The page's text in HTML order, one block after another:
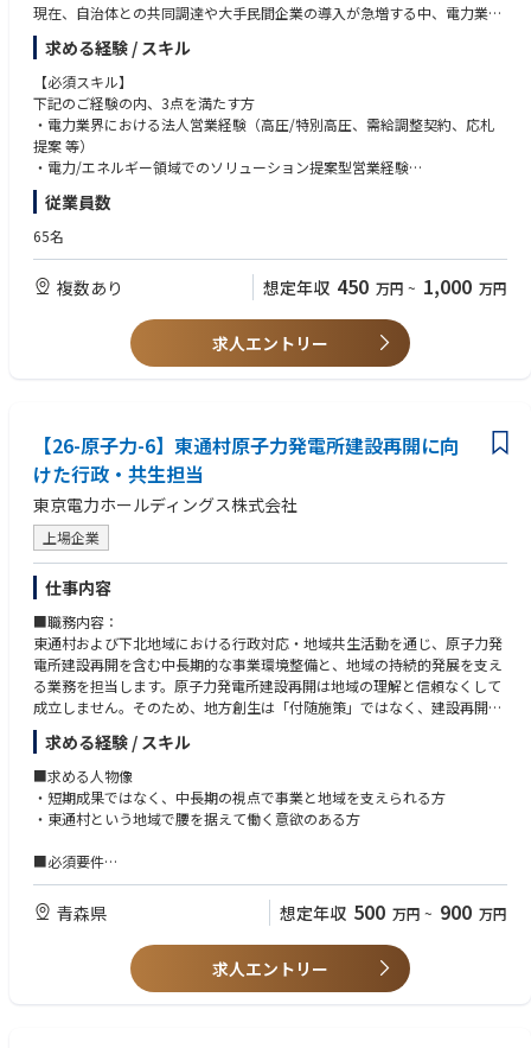
現在、自治体との共同調達や大手民間企業の導入が急増する中、電力業界
での実務経験を活かし、営業戦略と組織づくりの両輪をリードできる方を
募集します。
これまでに法人向け電力販売、電力入札の応札対応、自治体・大手法人へ
の提案営業、需給管理や契約管理と連動した営業活動などを経験されてき
た方であれば、すぐにご活躍いただける環境です。
＼外部メディア『PR TIMES』／
兵庫県が令和7年度から実施する「事業者用太陽光発電の共同調達支援事
【募集背景】
シリーズBの資金調達を終え、PMF済の「エネオク」は自治体・民間双方
で導入が急拡大。脱炭素に向けた共同調達プロジェクトも増え、事業も組
織も急成長フェーズに突入しています。一方で、現チームはまだ少数精鋭
ールに耐えうる強固な営業体制を構築していくため、業界知見を持ち、現
場と戦略をつなぐミドルマネジメント層の採用を進めています。これまで
【具体的な業務内容】
▼営業および組織マネジメント
・セールスチームの営業戦略立案〜実行〜進捗管理
・セールスチームのKPI設計〜管理〜事業目標へのコミット
・組織設計/チームマネジメント（メンバー育成/ナレッジ共有体制の構
築）
・民間企業/自治体/官公庁への新規開拓営業、提案活動
・複数部署と連携した案件推進（PM/カスタマーサクセス/オペレーション
との連携）
▼顧客折衝・導入支援
・電力調達プロセスの構造理解を前提とした課題ヒアリングと提案設計
・契約/価格/リスク/供給体制など多面的な条件整理と社内外調整
・大手法人や行政が関わるコンソーシアム/共同調達案件のマネジメント
・入札支援/価格分析/調達戦略立案のコンサルティング型支援
【ポジションの魅力】
・官民連携による電力調達を通じて、脱炭素/持続可能な社会の実現に貢献
できます
・電力業界の構造課題に対し、営業戦略からアプローチできるポジション
・成長中の主力事業と新規事業、両方の拡大に関われます
・事業と組織のスケールを支える仕組みづくりを主導できます
・フルリモート×フレックスで、柔軟な働き方が可能です
【オンボーディング】
・入社後は、業界動向や自社プロダクトの提供価値について集中的なイン
プット期間を設けています
求める経験 / スキル
【必須スキル】
下記のご経験の内、3点を満たす方
・電力業界における法人営業経験（高圧/特別高圧、需給調整契約、応札
提案 等）
・電力/エネルギー領域でのソリューション提案型営業経験
・官公庁/自治体/大手法人へのセールス経験
・チームリーダー、マネージャーとしての組織牽引経験
・複数拠点/複数事業者を巻き込んだ共同調達プロジェクト経験
・脱炭素/再エネ関連事業における営業/提案/導入支援経験
・エンタープライズSaaSやプラットフォームサービスの営業経験
・入札案件/RFP対応/公共調達フローへの理解
・自らの経験や業界知識に固執せず、学習と変化を厭わない方
・裁量やプレッシャーを前向きに捉え、手触り感ある成果にこだわる方
・多様なステークホルダーと信頼関係を築き、チームで成果を出すことに
喜びを感じられる方
・完全リモート環境でも自律的に行動し、質の高いコミュニケーションを
取れる方
従業員数
65名
複数あり 想定年収 450 万円 ~ 1,000 万円
求人エントリー
【26-原子力-6】東通村原子力発電所建設再開に向
けた行政・共生担当
東京電力ホールディングス株式会社
上場企業
仕事内容
■職務内容：
東通村および下北地域における行政対応・地域共生活動を通じ、原子力発
電所建設再開を含む中長期的な事業環境整備と、地域の持続的発展を支え
る業務を担当します。原子力発電所建設再開は地域の理解と信頼なくして
成立しません。そのため、地方創生は「付随施策」ではなく、建設再開に
向けた前提条件であり、雇用・教育・防災・環境といった地域課題に向き
合いながら、地域と事業の将来像を共に描く役割を担います。
～具体的には～
① 行政・地域との調整業務
・東通村役場、青森県、関係行政機関との協議・調整
・行政・地域関係者との意見交換、課題整理、合意形成支援
・地域住民、商工会、漁協・農協等との継続的な関係構築
・住民説明会・協議会での説明、質疑対応、ファシリテーション
③ 企画・推進業務
・建設再開と両立する地方創生・地域振興施策の企画・実行
・地域雇用、人材育成、産業振興、防災・環境対策との連動
求める経験 / スキル
■求める人物像
・短期成果ではなく、中長期の視点で事業と地域を支えられる方
・東通村という地域で腰を据えて働く意欲のある方
■必須要件
～ご経験～
立場や利害の異なる複数の関係者（行政・地域団体・住民・社内等）の間
に立ち、
説明・論点整理・調整を主導し、合意形成または課題解決まで導いた実務
＜想定する経験例＞
青森県 想定年収 500 万円 ~ 900 万円
求人エントリー